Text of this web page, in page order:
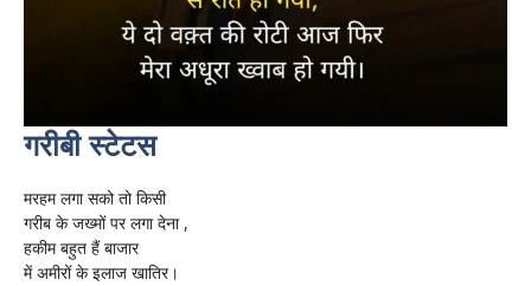
गरीबी स्टेटस
मरहम लगा सको तो किसी
गरीब के जख्मों पर लगा देना ,
हकीम बहुत हैं बाजार
में अमीरों के इलाज खातिर।